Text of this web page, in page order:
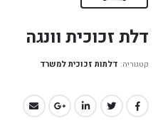
דלת זכוכית וונגה
קטגוריה: דלתות זכוכית למשרד